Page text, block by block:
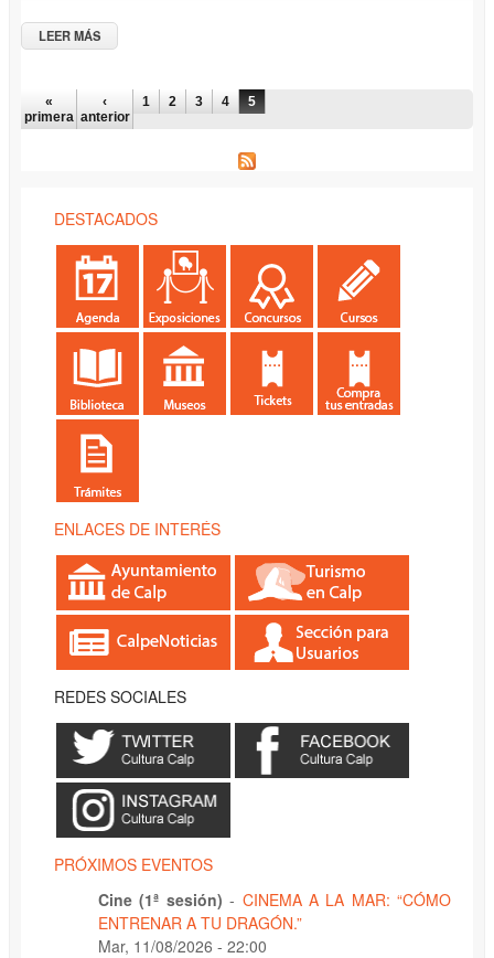
LEER MÁS
PÁGINAS
«
primera
‹
anterior
1 2 3 4 5
DESTACADOS
ENLACES DE INTERÉS
REDES SOCIALES
PRÓXIMOS EVENTOS
Cine (1ª sesión) - CINEMA A LA MAR: “CÓMO
ENTRENAR A TU DRAGÓN.”
Mar, 11/08/2026 - 22:00